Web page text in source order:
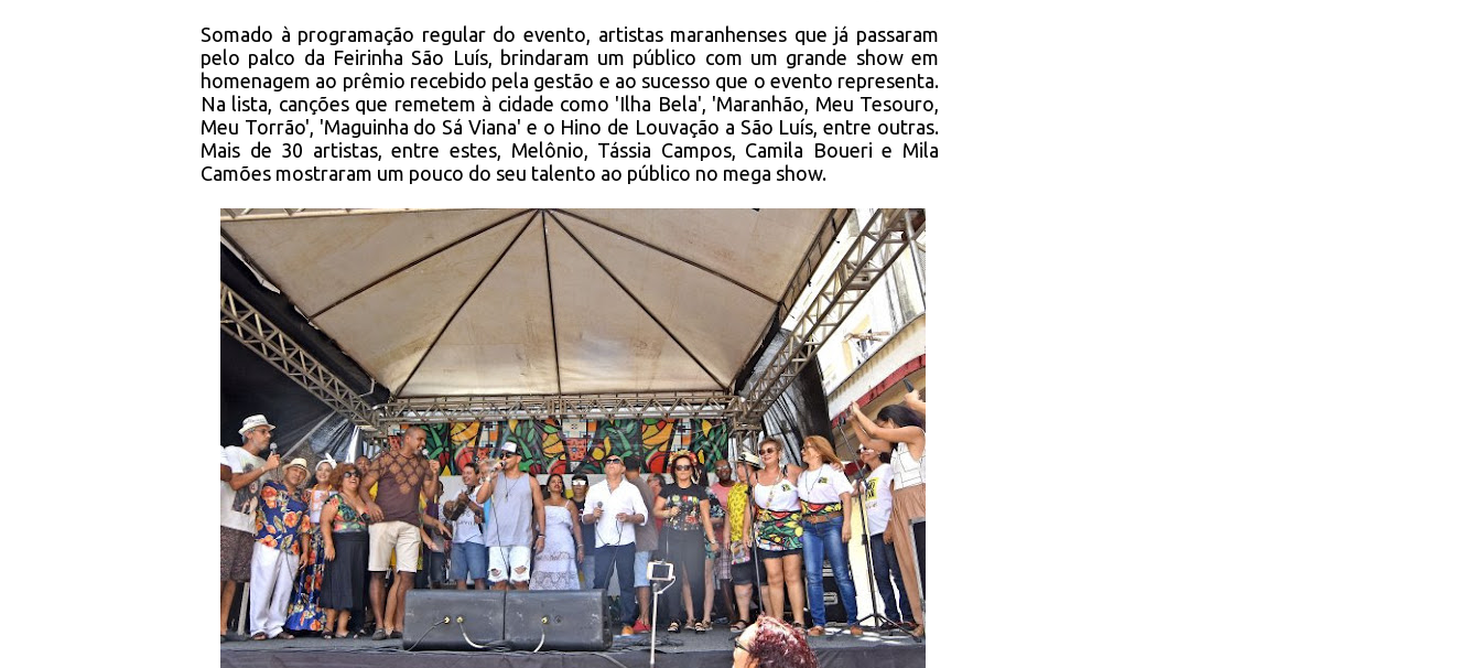
Somado à programação regular do evento, artistas maranhenses que já passaram
pelo palco da Feirinha São Luís, brindaram um público com um grande show em
homenagem ao prêmio recebido pela gestão e ao sucesso que o evento representa.
Na lista, canções que remetem à cidade como 'Ilha Bela', 'Maranhão, Meu Tesouro,
Meu Torrão', 'Maguinha do Sá Viana' e o Hino de Louvação a São Luís, entre outras.
Mais de 30 artistas, entre estes, Melônio, Tássia Campos, Camila Boueri e Mila
Camões mostraram um pouco do seu talento ao público no mega show.